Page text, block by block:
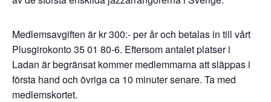
Medlemsavgiften är kr 300:- per år och betalas in till vårt
Plusgirokonto 35 01 80-6. Eftersom antalet platser i
Ladan är begränsat kommer medlemmarna att släppas i
första hand och övriga ca 10 minuter senare. Ta med
medlemskortet.